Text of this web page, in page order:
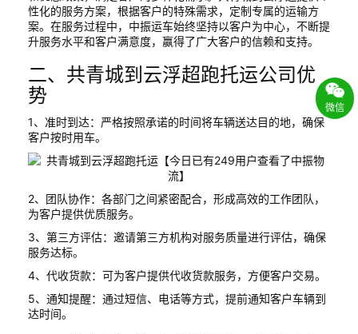
性化的服务方案，根据客户的特殊需求，定制专属的运输方
案。在服务过程中，中振运车始终坚持以客户为中心，不断提
升服务水平和客户满意度，赢得了广大客户的信赖和支持。
二、共青城到云浮超跑托运公司优
势
1、准时到达：严格按照承诺的时间将车辆送达目的地，确保
客户按时用车。
2、团队协作：各部门之间紧密配合，形成高效的工作团队，
为客户提供优质服务。
3、第三方评估：邀请第三方机构对服务质量进行评估，确保
服务达标。
4、代收货款：可为客户提供代收货款服务，方便客户交易。
5、通知提醒：通过短信、电话等方式，提前通知客户车辆到
达时间。
微信